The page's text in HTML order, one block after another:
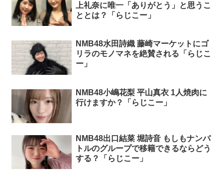
上礼奈に唯一「ありがとう」と思うこ
ととは？「らじこー」
NMB48水田詩織 藤崎マーケットにゴ
リラのモノマネを絶賛される「らじこ
ー」
NMB48小嶋花梨 平山真衣 1人焼肉に
行けますか？「らじこー」
NMB48出口結菜 堀詩音 もしもナンバ
トルのグループで移籍できるならどう
する？「らじこー」